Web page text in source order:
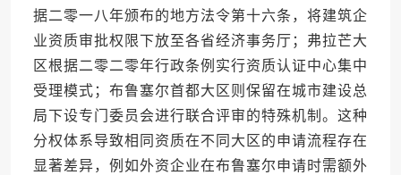
据二零一八年颁布的地方法令第十六条，将建筑企
业资质审批权限下放至各省经济事务厅；弗拉芒大
区根据二零二零年行政条例实行资质认证中心集中
受理模式；布鲁塞尔首都大区则保留在城市建设总
局下设专门委员会进行联合评审的特殊机制。这种
分权体系导致相同资质在不同大区的申请流程存在
显著差异，例如外资企业在布鲁塞尔申请时需额外